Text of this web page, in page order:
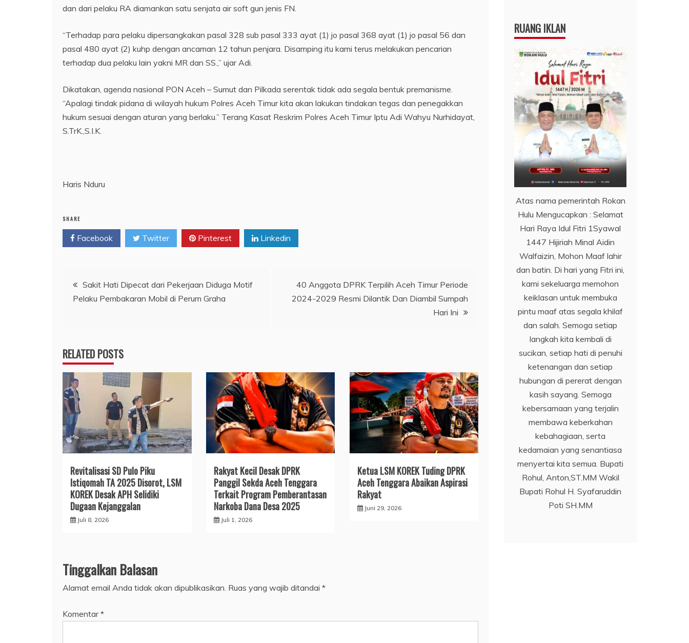
dan dari pelaku RA diamankan satu senjata air soft gun jenis FN.
“Terhadap para pelaku dipersangkakan pasal 328 sub pasal 333 ayat (1) jo pasal 368 ayat (1) jo pasal 56 dan
pasal 480 ayat (2) kuhp dengan ancaman 12 tahun penjara. Disamping itu kami terus melakukan pencarian
terhadap dua pelaku lain yakni MR dan SS.,” ujar Adi.
Dikatakan, agenda nasional PON Aceh – Sumut dan Pilkada serentak tidak ada segala bentuk premanisme.
“Apalagi tindak pidana di wilayah hukum Polres Aceh Timur kita akan lakukan tindakan tegas dan penegakkan
hukum sesuai dengan aturan yang berlaku.” Terang Kasat Reskrim Polres Aceh Timur Iptu Adi Wahyu Nurhidayat,
S.TrK.,S.I.K.
Haris Nduru
SHARE
Facebook Twitter Pinterest Linkedin
Navigasi
pos
Sakit Hati Dipecat dari Pekerjaan Diduga Motif
Pelaku Pembakaran Mobil di Perum Graha
40 Anggota DPRK Terpilih Aceh Timur Periode
2024-2029 Resmi Dilantik Dan Diambil Sumpah
Hari Ini
RELATED POSTS
Revitalisasi SD Pulo Piku
Istiqomah TA 2025 Disorot, LSM
KOREK Desak APH Selidiki
Dugaan Kejanggalan
Juli 8, 2026
Rakyat Kecil Desak DPRK
Panggil Sekda Aceh Tenggara
Terkait Program Pemberantasan
Narkoba Dana Desa 2025
Juli 1, 2026
Ketua LSM KOREK Tuding DPRK
Aceh Tenggara Abaikan Aspirasi
Rakyat
Juni 29, 2026
Tinggalkan Balasan
Alamat email Anda tidak akan dipublikasikan. Ruas yang wajib ditandai *
Komentar*
RUANG IKLAN
Atas nama pemerintah Rokan
Hulu Mengucapkan : Selamat
Hari Raya Idul Fitri 1Syawal
1447 Hijiriah Minal Aidin
Walfaizin, Mohon Maaf lahir
dan batin. Di hari yang Fitri ini,
kami sekeluarga memohon
keiklasan untuk membuka
pintu maaf atas segala khilaf
dan salah. Semoga setiap
langkah kita kembali di
sucikan, setiap hati di penuhi
ketenangan dan setiap
hubungan di pererat dengan
kasih sayang. Semoga
kebersamaan yang terjalin
membawa keberkahan
kebahagiaan, serta
kedamaian yang senantiasa
menyertai kita semua. Bupati
Rohul, Anton,ST.MM Wakil
Bupati Rohul H. Syafaruddin
Poti SH.MM